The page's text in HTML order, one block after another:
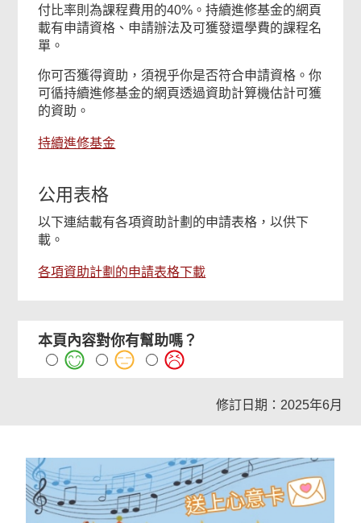
付比率則為課程費用的40%。持續進修基金的網頁
載有申請資格、申請辦法及可獲發還學費的課程名
單。
你可否獲得資助，須視乎你是否符合申請資格。你
可循持續進修基金的網頁透過資助計算機估計可獲
的資助。
持續進修基金
公用表格
以下連結載有各項資助計劃的申請表格，以供下
載。
各項資助計劃的申請表格下載
本頁內容對你有幫助嗎？
修訂日期：2025年6月